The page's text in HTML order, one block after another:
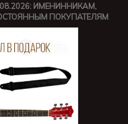
ИМЕНИННИКАМ,
ПОКУПАТЕЛЯМ